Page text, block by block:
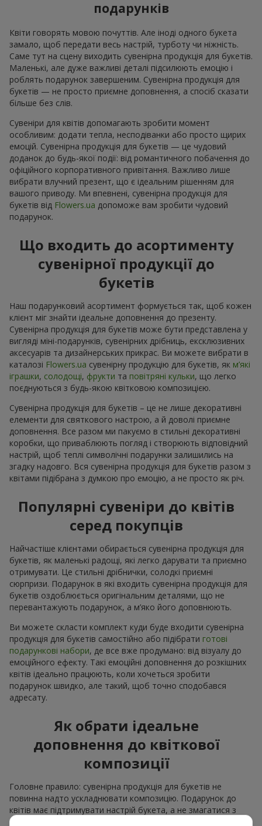
подарунків
Квіти говорять мовою почуттів. Але іноді одного букета
замало, щоб передати весь настрій, турботу чи ніжність.
Саме тут на сцену виходить сувенірна продукція для букетів.
Маленькі, але дуже важливі деталі підсилюють емоцію і
роблять подарунок завершеним. Сувенірна продукція для
букетів — не просто приємне доповнення, а спосіб сказати
більше без слів.
Сувеніри для квітів допомагають зробити момент
особливим: додати тепла, несподіванки або просто щирих
емоцій. Сувенірна продукція для букетів — це чудовий
доданок до будь-якої події: від романтичного побачення до
офіційного корпоративного привітання. Важливо лише
вибрати влучний презент, що є ідеальним рішенням для
вашого приводу. Ми впевнені, сувенірна продукція для
букетів від Flowers.ua допоможе вам зробити чудовий
подарунок.
Що входить до асортименту
сувенірної продукції до
букетів
Наш подарунковий асортимент формується так, щоб кожен
клієнт міг знайти ідеальне доповнення до презенту.
Сувенірна продукція для букетів може бути представлена у
вигляді міні-подарунків, сувенірних дрібниць, ексклюзивних
аксесуарів та дизайнерських прикрас. Ви можете вибрати в
каталозі Flowers.ua cувенірну продукцію для букетів, як м’які
іграшки, солодощі, фрукти та повітряні кульки, що легко
поєднуються з будь-якою квітковою композицією.
Сувенірна продукція для букетів – це не лише декоративні
елементи для святкового настрою, а й доволі приємне
доповнення. Все разом ми пакуємо в стильні декоративні
коробки, що приваблюють погляд і створюють відповідний
настрій, щоб теплі символічні подарунки залишились на
згадку надовго. Вся сувенірна продукція для букетів разом з
квітами підібрана з думкою про емоцію, а не просто як річ.
Популярні сувеніри до квітів
серед покупців
Найчастіше клієнтами обирається сувенірна продукція для
букетів, як маленькі радощі, які легко дарувати та приємно
отримувати. Це стильні дрібнички, солодкі приємні
сюрпризи. Подарунок в які входить сувенірна продукція для
букетів оздоблюється оригінальним деталями, що не
перевантажують подарунок, а м’яко його доповнюють.
Ви можете скласти комплект куди буде входити сувенірна
продукція для букетів самостійно або підібрати готові
подарункові набори, де все вже продумано: від візуалу до
емоційного ефекту. Такі емоційні доповнення до розкішних
квітів ідеально працюють, коли хочеться зробити
подарунок швидко, але такий, щоб точно сподобався
адресату.
Як обрати ідеальне
доповнення до квіткової
композиції
Головне правило: сувенірна продукція для букетів не
повинна надто ускладнювати композицію. Подарунок до
квітів має підтримувати настрій букета, а не змагатися з
ним. Для ніжних композицій підійде сувенірна продукція для